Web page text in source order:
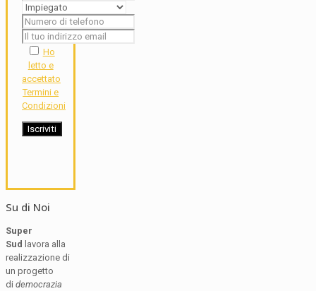
Ho
letto e
accettato
Termini e
Condizioni
Su di Noi
Super
Sud lavora alla
realizzazione di
un progetto
di democrazia